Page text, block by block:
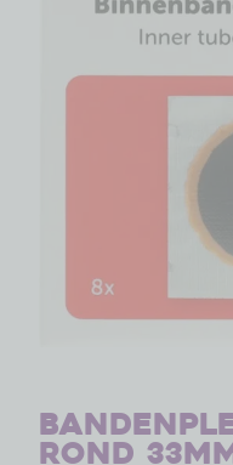
rond